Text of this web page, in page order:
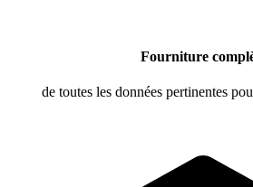
Fourniture
de toutes les données pertinentes